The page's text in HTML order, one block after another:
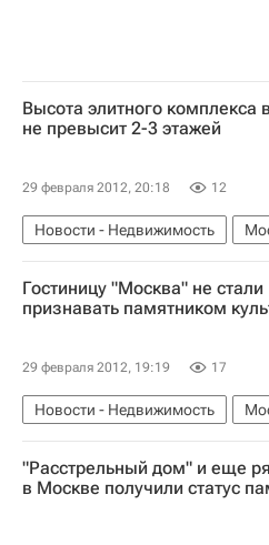
Высота элитного комплекса
не превысит 2-3 этажей
29 февраля 2012, 20:18 12
Новости - Недвижимость
Архнадзор
Новостройки
Жилье
Городская среда
Гостиницу "Москва" не стали
признавать памятником
29 февраля 2012, 19:19 17
Новости - Недвижимость
Гостиницы
Реконструкция гостиницы
"Расстрельный дом" и еще
в Москве получили статус